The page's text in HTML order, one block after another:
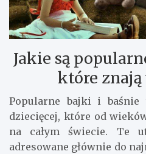
Jakie są
które znają
Popularne bajki i
dziecięcej, które od
na całym świecie. Te
adresowane głównie do